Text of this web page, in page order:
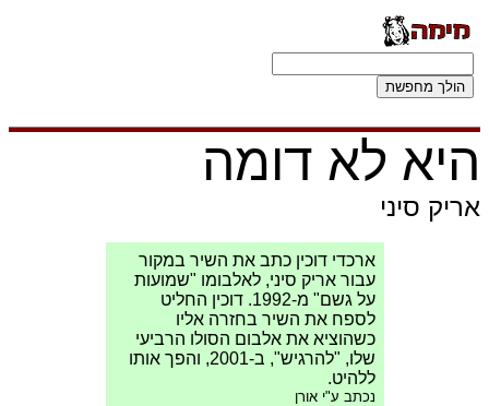
היא לא דומה
אריק סיני
ארכדי דוכין כתב את השיר במקור
עבור אריק סיני, לאלבומו "שמועות
על גשם" מ-1992. דוכין החליט
לספח את השיר בחזרה אליו
כשהוציא את אלבום הסולו הרביעי
שלו, "להרגיש", ב-2001, והפך אותו
ללהיט.
נכתב ע"י אורן